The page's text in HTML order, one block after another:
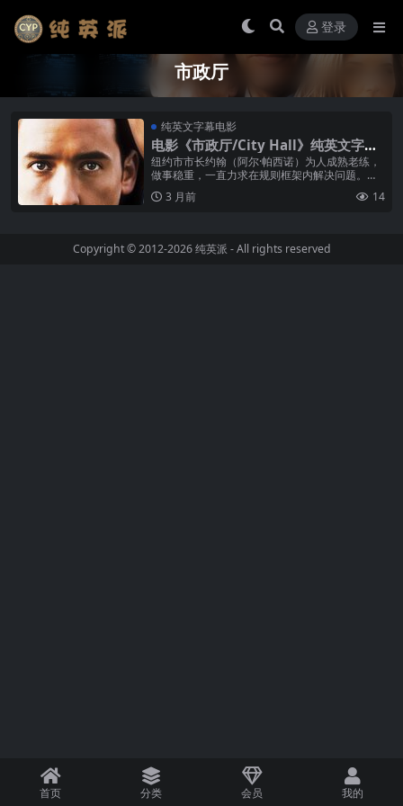
登录
市政厅
纯英文字幕电影
电影《市政厅/City Hall》纯英文字幕
高清MP4下载
纽约市市长约翰（阿尔·帕西诺）为人成熟老练，
做事稳重，一直力求在规则框架内解决问题。在
一次普通的车祸处理中，纽约警察局警员击毙了
一名手无寸铁的8岁黑人男孩，事件...
3 月前 14
Copyright © 2012-2026纯英派 - All rights reserved
首页 分类 会员 我的